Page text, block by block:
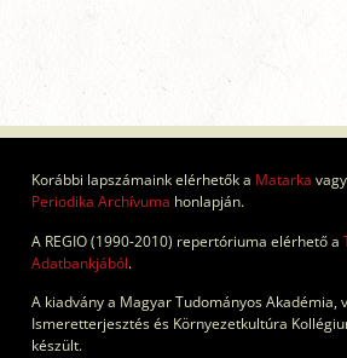
Korábbi lapszámaink elérhetők a Matarka
Periodika Archívuma honlapján.
A REGIO (1990-2010) repertóriuma elérhető a
Adatbankjából.
A kiadvány a Magyar Tudományos Akadémia,
Ismeretterjesztés és Környezetkultúra
készült.